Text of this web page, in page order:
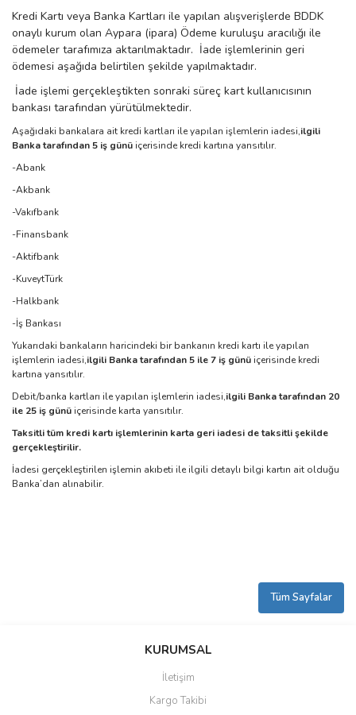
Kredi Kartı veya Banka Kartları ile yapılan alışverişlerde BDDK
onaylı kurum olan Aypara (ipara) Ödeme kuruluşu aracılığı ile
ödemeler tarafımıza aktarılmaktadır. İade işlemlerinin geri
ödemesi aşağıda belirtilen şekilde yapılmaktadır.
İade işlemi gerçekleştikten sonraki süreç kart kullanıcısının
bankası tarafından yürütülmektedir.
Aşağıdaki bankalara ait kredi kartları ile yapılan işlemlerin iadesi,ilgili
Banka tarafından 5 iş günü içerisinde kredi kartına yansıtılır.
-Abank
-Akbank
-Vakıfbank
-Finansbank
-Aktifbank
-KuveytTürk
-Halkbank
-İş Bankası
Yukarıdaki bankaların haricindeki bir bankanın kredi kartı ile yapılan
işlemlerin iadesi,ilgili Banka tarafından 5 ile 7 iş günü içerisinde kredi
kartına yansıtılır.
Debit/banka kartları ile yapılan işlemlerin iadesi,ilgili Banka tarafından 20
ile 25 iş günü içerisinde karta yansıtılır.
Taksitli tüm kredi kartı işlemlerinin karta geri iadesi de taksitli şekilde
gerçekleştirilir.
İadesi gerçekleştirilen işlemin akıbeti ile ilgili detaylı bilgi kartın ait olduğu
Banka’dan alınabilir.
Tüm Sayfalar
KURUMSAL
İletişim
Kargo Takibi